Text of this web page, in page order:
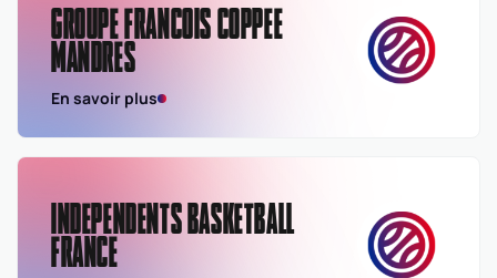
GROUPE FRANCOIS COPPEE
MANDRES
En savoir plus
INDEPENDENTS BASKETBALL
FRANCE